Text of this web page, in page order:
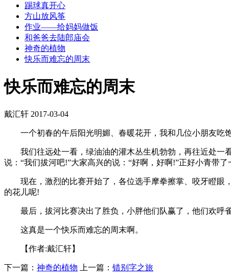
踢球真开心
方山放风筝
作业——给妈妈做饭
和爸爸去陆郎庙会
神奇的植物
快乐而难忘的周末
快乐而难忘的周末
戴汇轩 2017-03-04
一个初春的午后阳光明媚、春暖花开，我和几位小朋友吃饱
我们往远处一看，绿油油的灌木丛生机勃勃，再往近处一
说：“我们拔河吧!”大家高兴的说：“好啊，好啊!”正好小青带
现在，激烈的比赛开始了，各位选手摩拳擦掌、咬牙瞪眼
的花儿呢!
最后，拔河比赛决出了胜负，小胖他们队赢了，他们欢呼雀
这真是一个快乐而难忘的周末啊。
【作者:戴汇轩】
下一篇： 神奇的植物 上一篇： 错别字之旅